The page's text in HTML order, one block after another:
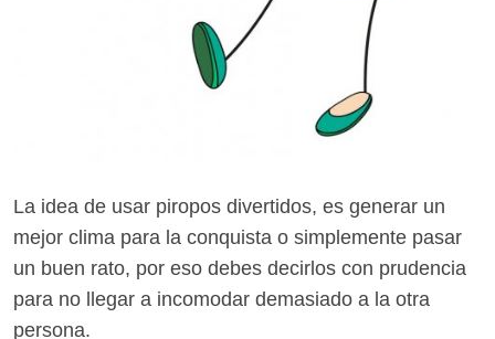
La idea de usar piropos divertidos, es generar un
mejor clima para la conquista o simplemente pasar
un buen rato, por eso debes decirlos con prudencia
para no llegar a incomodar demasiado a la otra
persona.